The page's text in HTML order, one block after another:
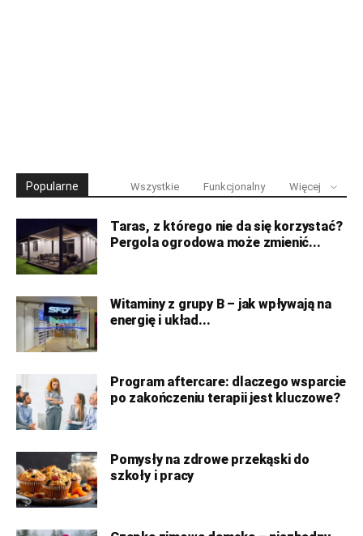
Popularne Wszystkie Funkcjonalny Więcej
Taras, z którego nie da się korzystać?
Pergola ogrodowa może zmienić...
Witaminy z grupy B – jak wpływają na
energię i układ...
Program aftercare: dlaczego wsparcie
po zakończeniu terapii jest kluczowe?
Pomysły na zdrowe przekąski do
szkoły i pracy